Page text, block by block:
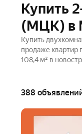
Купить
(МЦК) в
Купить
продаже квартир
108,4 м² в
388